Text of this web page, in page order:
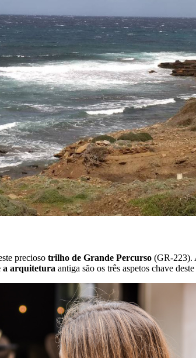
precioso trilho de Grande Percurso (GR-223).
a arquitetura antiga são os três aspetos chave